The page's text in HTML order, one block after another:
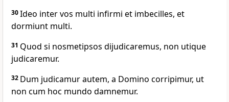
30Ideo inter vos multi infirmi et imbecilles, et
dormiunt multi.
31 Quod si nosmetipsos dijudicaremus, non utique
judicaremur.
32 Dum judicamur autem, a Domino corripimur, ut
non cum hoc mundo damnemur.